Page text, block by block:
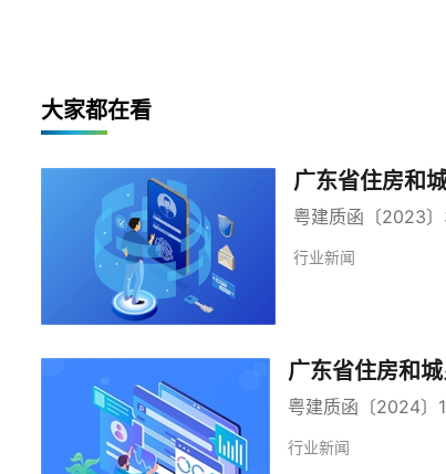
大家都在看
广东省住房和
粤建质函〔2023
行业新闻
广东省住房和
粤建质函〔2024〕
行业新闻